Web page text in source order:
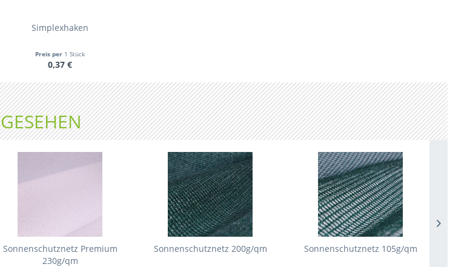
Simplexhaken
Preis per 1 Stück
0,37 €
Sonnenschutznetz Premium
230g/qm
Sonnenschutznetz 200g/qm Sonnenschutznetz 105g/qm